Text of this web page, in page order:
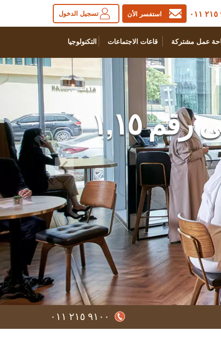
تسجيل الدخول استفسر الأن
عمل مشتركة قاعات الاجتماعات التكنولوجيا
۱,۱٥
٩١٠٠ ٢١٥ ٠١١